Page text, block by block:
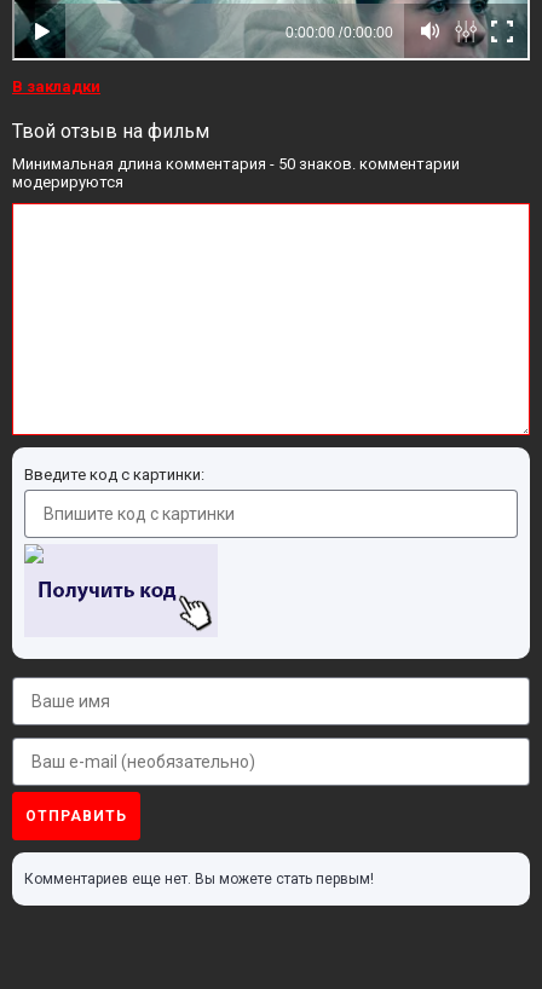
В закладки
Твой отзыв на фильм
Минимальная длина комментария - 50 знаков. комментарии
модерируются
Введите код с картинки:
ОТПРАВИТЬ
Комментариев еще нет. Вы можете стать первым!